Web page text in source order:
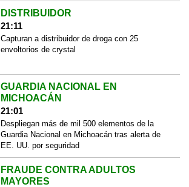
DISTRIBUIDOR
21:11
Capturan a distribuidor de droga con 25
envoltorios de crystal
GUARDIA NACIONAL EN
MICHOACÁN
21:01
Despliegan más de mil 500 elementos de la
Guardia Nacional en Michoacán tras alerta de
EE. UU. por seguridad
FRAUDE CONTRA ADULTOS
MAYORES